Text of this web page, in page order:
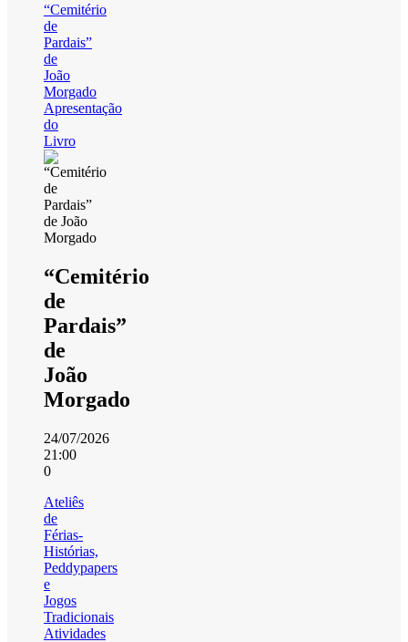
“Cemitério
de
Pardais”
de
João
Morgado
Apresentação
do
Livro
“Cemitério
de
Pardais”
de
João
Morgado
24/07/2026
21:00
0
Ateliês
de
Férias-
Histórias,
Peddypapers
e
Jogos
Tradicionais
Atividades